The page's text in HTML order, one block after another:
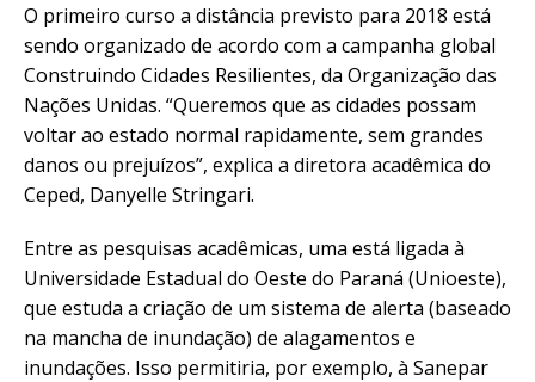
O primeiro curso a distância previsto para 2018 está
sendo organizado de acordo com a campanha global
Construindo Cidades Resilientes, da Organização das
Nações Unidas. “Queremos que as cidades possam
voltar ao estado normal rapidamente, sem grandes
danos ou prejuízos”, explica a diretora acadêmica do
Ceped, Danyelle Stringari.
Entre as pesquisas acadêmicas, uma está ligada à
Universidade Estadual do Oeste do Paraná (Unioeste),
que estuda a criação de um sistema de alerta (baseado
na mancha de inundação) de alagamentos e
inundações. Isso permitiria, por exemplo, à Sanepar